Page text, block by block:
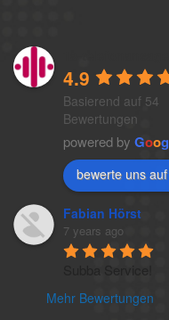
4.9
Basierend auf 54
Bewertungen
powered by Goog
bewerte uns auf
Fabian Hörst
7 years ago
Mehr Bewertungen